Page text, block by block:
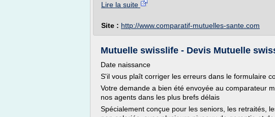
Lire la suite
Site : http://www.comparatif-mutuelles-sante.com
Mutuelle swisslife - Devis Mutuelle
Date naissance
S'il vous plaît corriger les erreurs dans le formulaire
Votre demande a bien été envoyée au comparateur
nos agents dans les plus brefs délais
Spécialement conçue pour les seniors, les retraités,